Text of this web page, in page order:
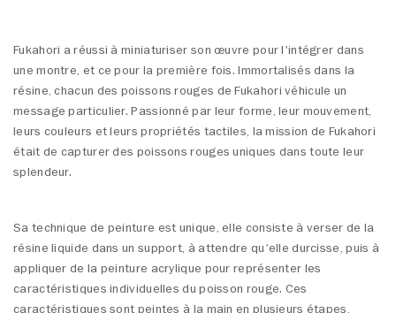
Fukahori a réussi à miniaturiser son œuvre pour l'intégrer dans
une montre, et ce pour la première fois. Immortalisés dans la
résine, chacun des poissons rouges de Fukahori véhicule un
message particulier. Passionné par leur forme, leur mouvement,
leurs couleurs et leurs propriétés tactiles, la mission de Fukahori
était de capturer des poissons rouges uniques dans toute leur
splendeur.
Sa technique de peinture est unique, elle consiste à verser de la
résine liquide dans un support, à attendre qu'elle durcisse, puis à
appliquer de la peinture acrylique pour représenter les
caractéristiques individuelles du poisson rouge. Ces
caractéristiques sont peintes à la main en plusieurs étapes,